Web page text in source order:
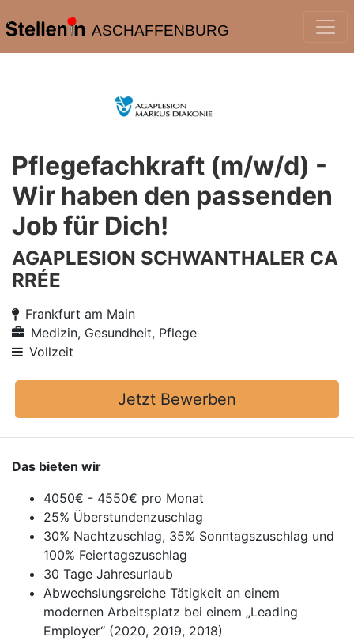
ASCHAFFENBURG
Pflegefachkraft (m/w/d) -
Wir haben den passenden
Job für Dich!
AGAPLESION SCHWANTHALER CA
RRÉE
Frankfurt am Main
Medizin, Gesundheit, Pflege
Vollzeit
Jetzt Bewerben
Das bieten wir
4050€ - 4550€ pro Monat
25% Überstundenzuschlag
30% Nachtzuschlag, 35% Sonntagszuschlag und
100% Feiertagszuschlag
30 Tage Jahresurlaub
Abwechslungsreiche Tätigkeit an einem
modernen Arbeitsplatz bei einem „Leading
Employer“ (2020, 2019, 2018)